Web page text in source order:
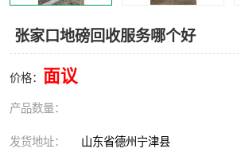
张家口地磅回收服务哪个好
价格： 面议
产品数量：
发货地址： 山东省德州宁津县